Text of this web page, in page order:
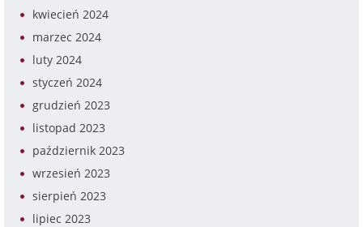
kwiecień 2024
marzec 2024
luty 2024
styczeń 2024
grudzień 2023
listopad 2023
październik 2023
wrzesień 2023
sierpień 2023
lipiec 2023